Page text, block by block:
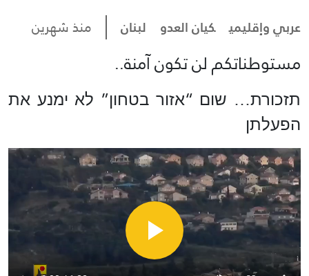
عربي وإقليمي كيان العدو لبنان منذ شهرين
مستوطناتكم لن تكون آمنة..
תזכורת… שום “אזור בטחון” לא ימנע את
הפעלתן